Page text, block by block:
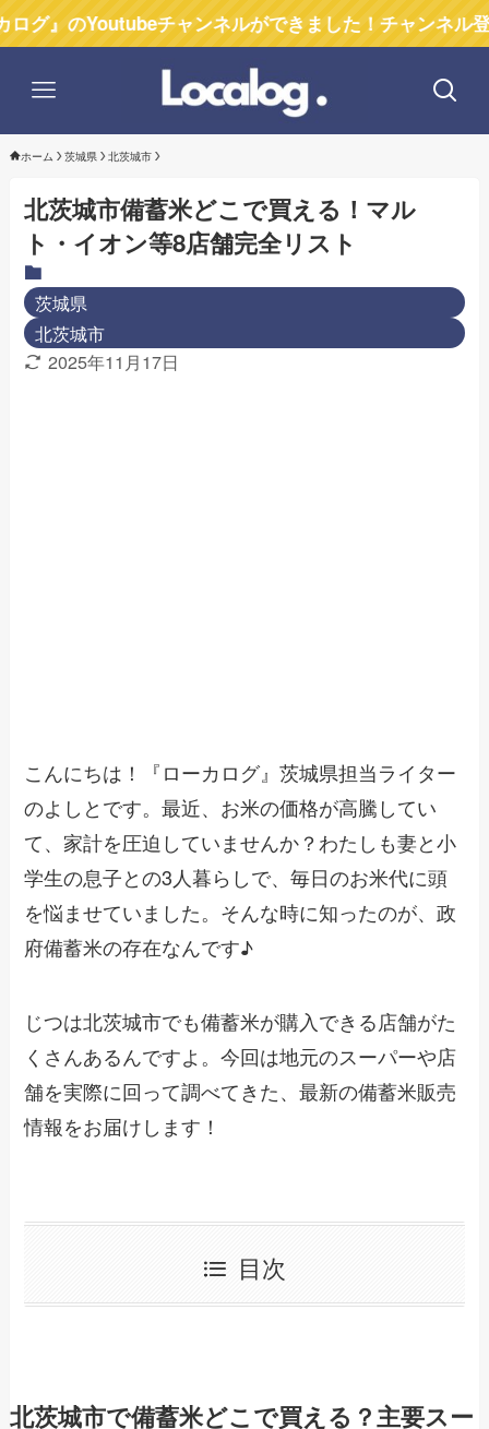
チャンネルができました！チャンネル登録お願い
ホーム 茨城県 北茨城市
北茨城市備蓄米どこで買える！マル
ト・イオン等8店舗完全リスト
茨城県
北茨城市
2025年11月17日
こんにちは！『ローカログ』茨城県担当ライター
のよしとです。最近、お米の価格が高騰してい
て、家計を圧迫していませんか？わたしも妻と小
学生の息子との3人暮らしで、毎日のお米代に頭
を悩ませていました。そんな時に知ったのが、政
府備蓄米の存在なんです♪
じつは北茨城市でも備蓄米が購入できる店舗がた
くさんあるんですよ。今回は地元のスーパーや店
舗を実際に回って調べてきた、最新の備蓄米販売
情報をお届けします！
目次
北茨城市で備蓄米どこで買える？主要スー